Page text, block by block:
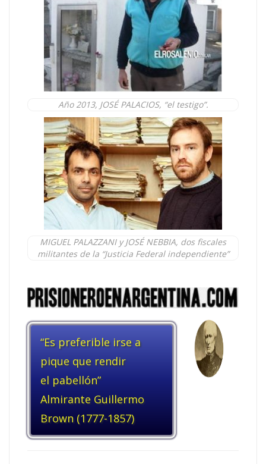
Año 2013, JOSÉ PALACIOS, “el testigo”.
MIGUEL PALAZZANI y JOSÉ NEBBIA, dos fiscales
militantes de la “Justicia Federal independiente”
“Es preferible irse a
pique que rendir
el pabellón”
Almirante Guillermo
Brown (1777-1857)